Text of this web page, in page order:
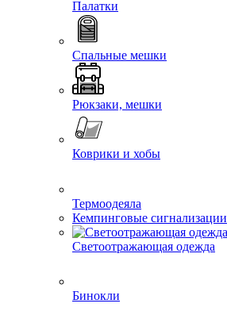
Палатки
Спальные мешки
Рюкзаки, мешки
Коврики и хобы
Термоодеяла
Кемпинговые сигнализации
Светоотражающая одежда
Бинокли